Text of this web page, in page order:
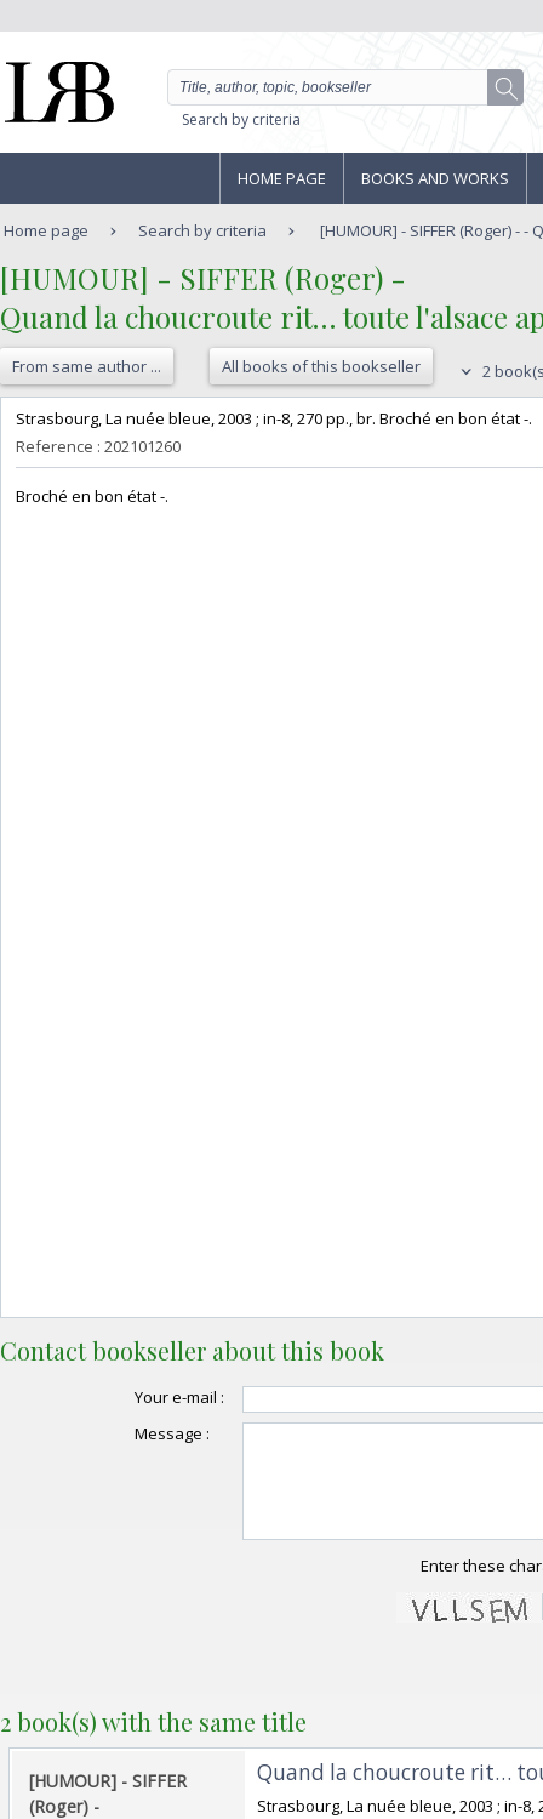
Search by criteria
HOME PAGE BOOKS AND WORKS
Home page Search by criteria [HUMOUR] - SIFFER (Roger) -
‎[HUMOUR] - SIFFER (Roger) - ‎
‎Quand la choucroute rit… toute l'alsace
From same author ... All books of this bookseller 2
‎Strasbourg, La nuée bleue, 2003 ; in-8, 270 pp., br. Broché en bon état -.‎
Reference : 202101260
‎Broché en bon état -.‎
Contact bookseller about this book
Your e-mail :
Message :
Enter these
2 book(s) with the same title
‎[HUMOUR] - SIFFER
(Roger) - ‎
‎Quand la choucroute rit…
‎Strasbourg, La nuée bleue, 2003 ; in-